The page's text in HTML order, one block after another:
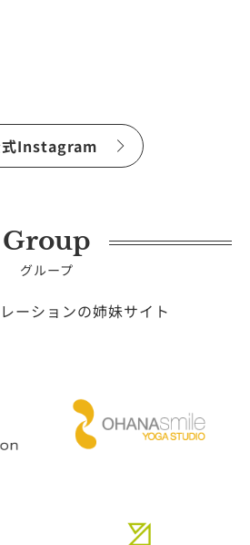
式Instagram
Group
グループ
ーションの姉妹サイト